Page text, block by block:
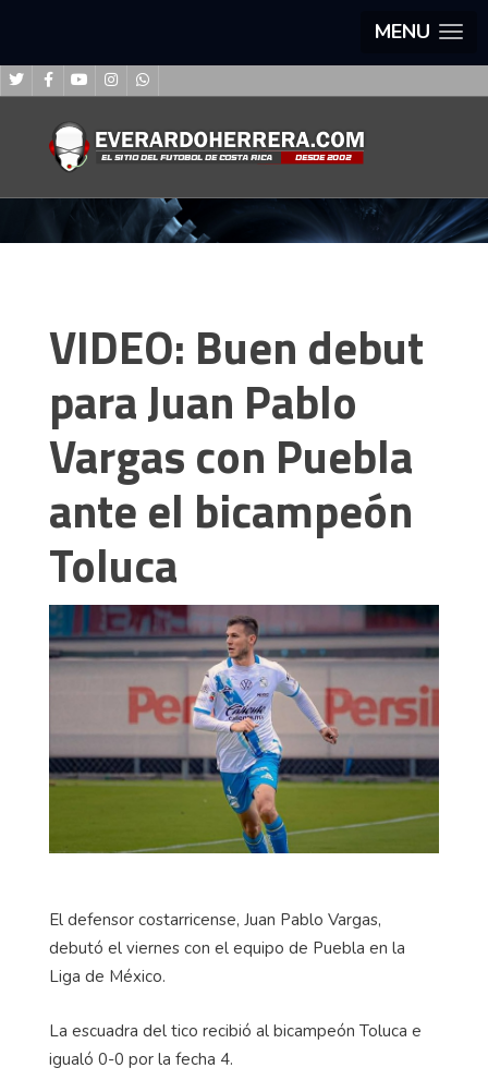
MENU
VIDEO: Buen debut
para Juan Pablo
Vargas con Puebla
ante el bicampeón
Toluca
El defensor costarricense, Juan Pablo Vargas,
debutó el viernes con el equipo de Puebla en la
Liga de México.
La escuadra del tico recibió al bicampeón Toluca e
igualó 0-0 por la fecha 4.